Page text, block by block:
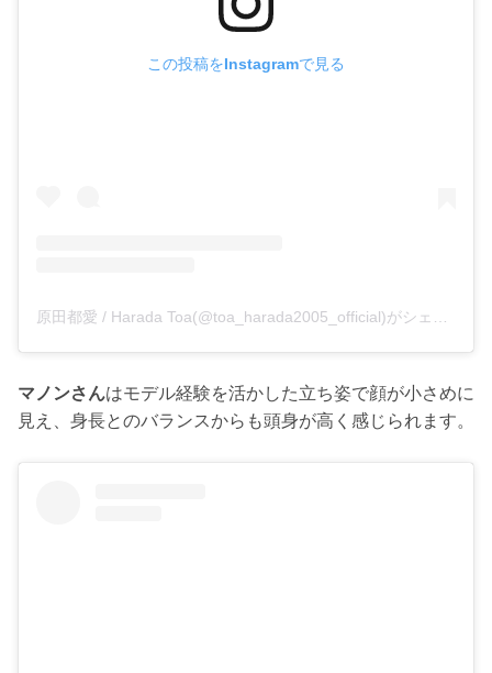
この投稿をInstagramで見る
原田都愛 / Harada Toa(@toa_harada2005_official)がシェアした投稿
マノンさんはモデル経験を活かした立ち姿で顔が小さめに
見え、身長とのバランスからも頭身が高く感じられます。